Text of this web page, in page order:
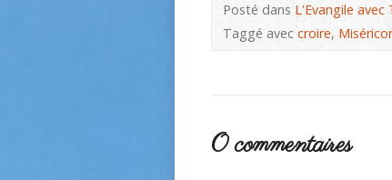
Posté dansL'Evangile avec
Taggé aveccroire,
0 commentaires